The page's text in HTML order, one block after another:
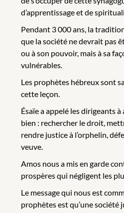
d’apprentissage et de
Pendant 3 000 ans, la
que la société ne devrait pas
ou à son pouvoir, mais à sa
vulnérables.
Les prophètes hébreux sont
cette leçon.
Ésaïe a appelé les dirigeants
bien : rechercher le droit,
rendre justice à l’orphelin,
veuve.
Amos nous a mis en garde
prospères qui négligent les
Le message qui nous est
prophètes est qu’une société